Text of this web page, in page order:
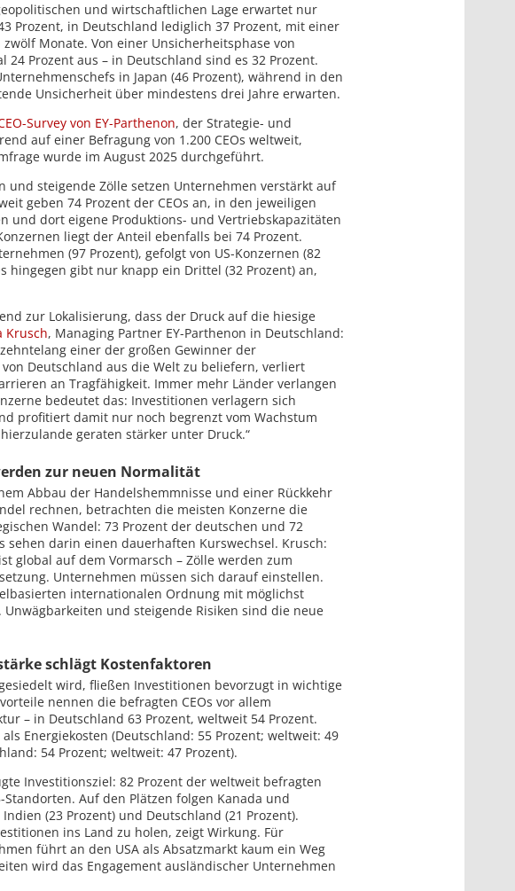
und wirtschaftlichen Lage erwartet nur
Prozent, in Deutschland lediglich 37 Prozent, mit einer
Monate. Von einer Unsicherheitsphase von
24 Prozent aus – in Deutschland sind es 32 Prozent.
in Japan (46 Prozent), während in den
Unsicherheit über mindestens drei Jahre erwarten.
Survey von EY-Parthenon, der Strategie- und
auf einer Befragung von 1.200 CEOs weltweit,
wurde im August 2025 durchgeführt.
und steigende Zölle setzen Unternehmen verstärkt auf
geben 74 Prozent der CEOs an, in den jeweiligen
und dort eigene Produktions- und Vertriebskapazitäten
liegt der Anteil ebenfalls bei 74 Prozent.
(97 Prozent), gefolgt von US-Konzernen (82
hingegen gibt nur knapp ein Drittel (32 Prozent) an,
zur Lokalisierung, dass der Druck auf die hiesige
Krusch, Managing Partner EY-Parthenon in Deutschland:
einer der großen Gewinner der
von Deutschland aus die Welt zu beliefern, verliert
an Tragfähigkeit. Immer mehr Länder verlangen
bedeutet das: Investitionen verlagern sich
profitiert damit nur noch begrenzt vom Wachstum
geraten stärker unter Druck.“
zur neuen Normalität
Abbau der Handelshemmnisse und einer Rückkehr
rechnen, betrachten die meisten Konzerne die
Wandel: 73 Prozent der deutschen und 72
sehen darin einen dauerhaften Kurswechsel. Krusch:
global auf dem Vormarsch – Zölle werden zum
Unternehmen müssen sich darauf einstellen.
internationalen Ordnung mit möglichst
Unwägbarkeiten und steigende Risiken sind die neue
schlägt Kostenfaktoren
wird, fließen Investitionen bevorzugt in wichtige
nennen die befragten CEOs vor allem
– in Deutschland 63 Prozent, weltweit 54 Prozent.
Energiekosten (Deutschland: 55 Prozent; weltweit: 49
54 Prozent; weltweit: 47 Prozent).
Investitionsziel: 82 Prozent der weltweit befragten
Standorten. Auf den Plätzen folgen Kanada und
(23 Prozent) und Deutschland (21 Prozent).
ins Land zu holen, zeigt Wirkung. Für
führt an den USA als Absatzmarkt kaum ein Weg
wird das Engagement ausländischer Unternehmen